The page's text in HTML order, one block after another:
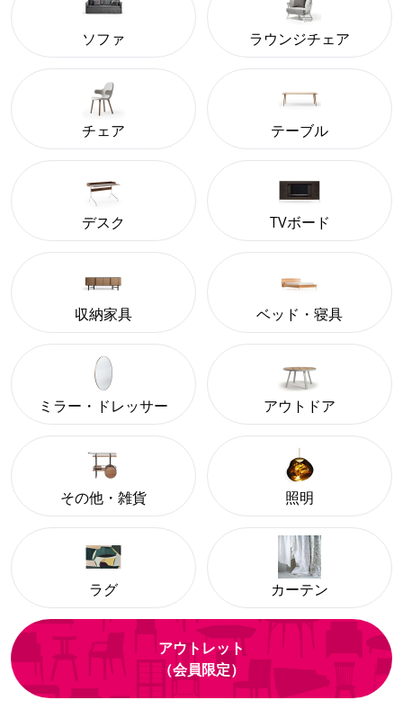
ソファ ラウンジチェア
チェア テーブル
デスク TVボード
収納家具 ベッド・寝具
ミラー・ドレッサー アウトドア
その他・雑貨 照明
ラグ カーテン
アウトレット
（会員限定）